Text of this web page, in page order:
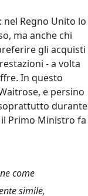
Regno Unito lo
ma anche chi
gli acquisti
- a volta
In questo
e persino
durante
Primo Ministro fa
come
simile,